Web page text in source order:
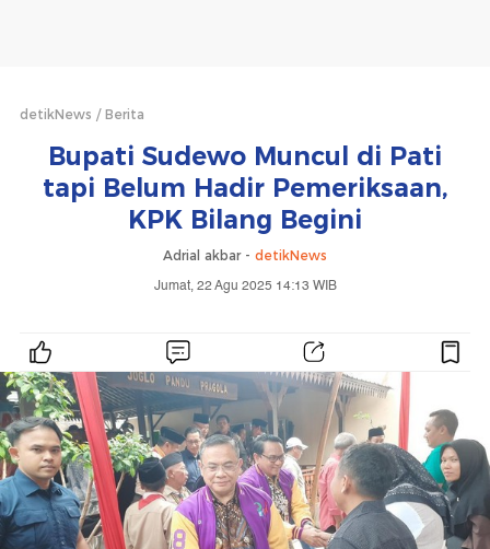
detikNews Berita
Bupati Sudewo Muncul di Pati
tapi Belum Hadir Pemeriksaan,
KPK Bilang Begini
Adrial akbar - detikNews
Jumat, 22 Agu 2025 14:13 WIB